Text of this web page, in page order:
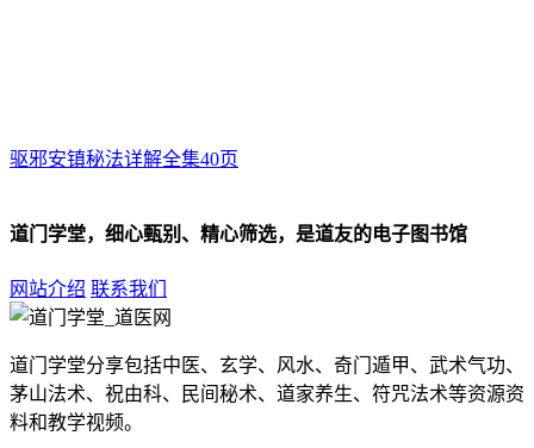
驱邪安镇秘法详解全集40页
道门学堂，细心甄别、精心筛选，是道友的电子图书馆
网站介绍 联系我们
道门学堂分享包括中医、玄学、风水、奇门遁甲、武术气功、
茅山法术、祝由科、民间秘术、道家养生、符咒法术等资源资
料和教学视频。